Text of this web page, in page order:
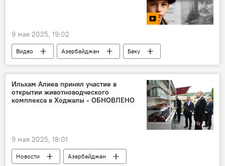
9 мая 2025, 19:02
Видео Азербайджан
Баку
Победа
Великая Победа
День Победы
Великая Отечественная война
Газета
Пресса
Ильхам Алиев принял участие в
открытии животноводческого
комплекса в Ходжалы - ОБНОВЛЕНО
9 мая 2025, 18:01
Новости Азербайджан